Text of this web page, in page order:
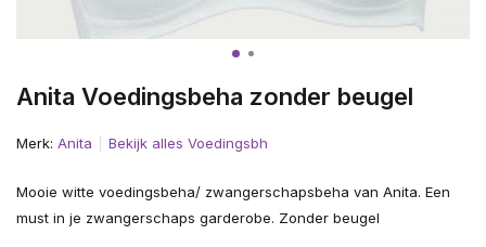
Anita Voedingsbeha zonder beugel
Merk: Anita Bekijk alles Voedingsbh
Mooie witte voedingsbeha/ zwangerschapsbeha van Anita. Een
must in je zwangerschaps garderobe. Zonder beugel